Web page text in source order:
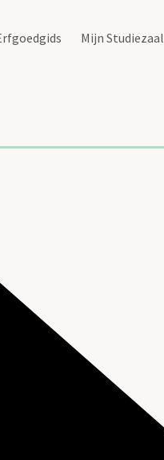
Mijn Studiezaal